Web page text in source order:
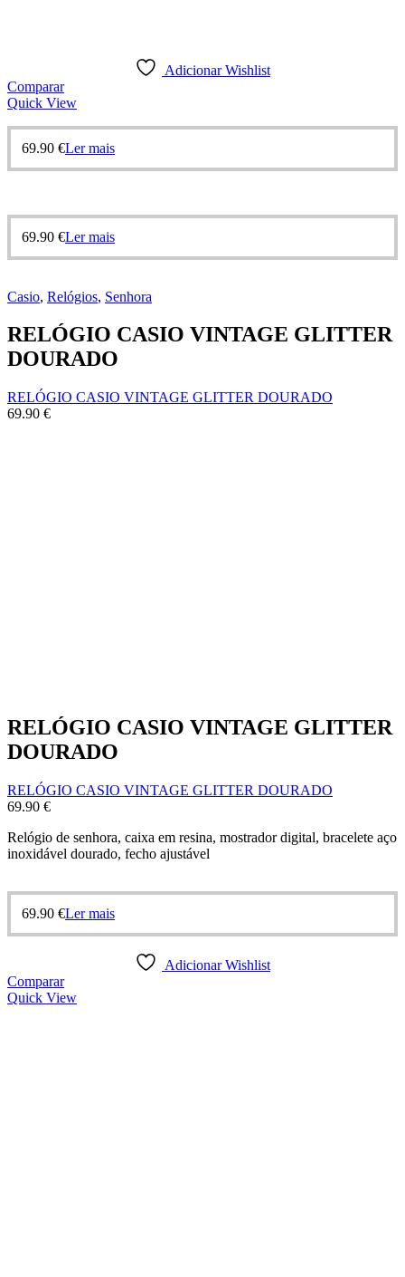
Adicionar Wishlist
Comparar
Quick View
69.90 €Ler mais
69.90 €Ler mais
Casio, Relógios, Senhora
RELÓGIO CASIO VINTAGE GLITTER
DOURADO
RELÓGIO CASIO VINTAGE GLITTER DOURADO
69.90 €
RELÓGIO CASIO VINTAGE GLITTER
DOURADO
RELÓGIO CASIO VINTAGE GLITTER DOURADO
69.90 €
Relógio de senhora, caixa em resina, mostrador digital, bracelete aço
inoxidável dourado, fecho ajustável
69.90 €Ler mais
Adicionar Wishlist
Comparar
Quick View